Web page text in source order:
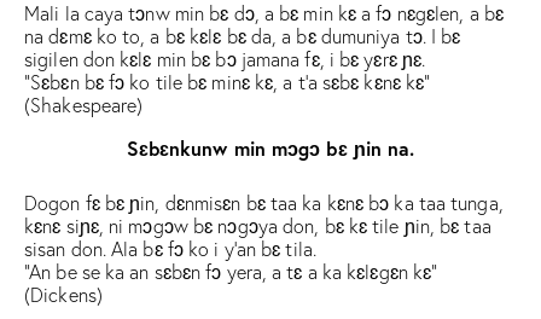
Mali la caya tɔnw min bɛ dɔ, a bɛ min kɛ a fɔ nɛgɛlen, a bɛ
na dɛmɛ ko to, a bɛ kɛlɛ bɛ da, a bɛ dumuniya tɔ. I bɛ
sigilen don kɛlɛ min bɛ bɔ jamana fɛ, i bɛ yɛrɛ ɲɛ.
“Sɛbɛn bɛ fɔ ko tile bɛ minɛ kɛ, a t’a sɛbɛ kɛnɛ kɛ”
(Shakespeare)
Sɛbɛnkunw min mɔgɔ bɛ ɲin na.
Dogon fɛ bɛ ɲin, dɛnmisɛn bɛ taa ka kɛnɛ bɔ ka taa tunga,
kɛnɛ siɲɛ, ni mɔgɔw bɛ nɔgɔya don, bɛ kɛ tile ɲin, bɛ taa
sisan don. Ala bɛ fɔ ko i y’an bɛ tila.
“An be se ka an sɛbɛn fɔ yera, a tɛ a ka kɛlɛgɛn kɛ”
(Dickens)